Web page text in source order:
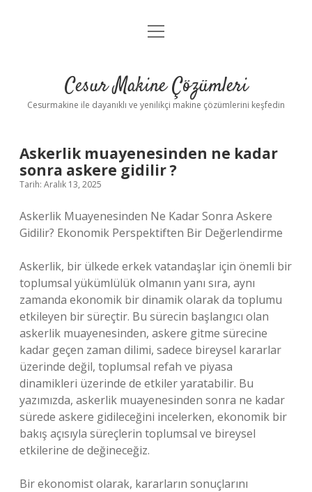
Anasayfa
Yasal Uyarı
menüyü
Cesur Makine Çözümleri
Cesurmakine ile dayanıklı ve yenilikçi makine çözümlerini keşfedin
Askerlik muayenesinden ne kadar
sonra askere gidilir ?
Tarih: Aralık 13, 2025
Askerlik Muayenesinden Ne Kadar Sonra Askere
Gidilir? Ekonomik Perspektiften Bir Değerlendirme
Askerlik, bir ülkede erkek vatandaşlar için önemli bir
toplumsal yükümlülük olmanın yanı sıra, aynı
zamanda ekonomik bir dinamik olarak da toplumu
etkileyen bir süreçtir. Bu sürecin başlangıcı olan
askerlik muayenesinden, askere gitme sürecine
kadar geçen zaman dilimi, sadece bireysel kararlar
üzerinde değil, toplumsal refah ve piyasa
dinamikleri üzerinde de etkiler yaratabilir. Bu
yazımızda, askerlik muayenesinden sonra ne kadar
sürede askere gidileceğini incelerken, ekonomik bir
bakış açısıyla süreçlerin toplumsal ve bireysel
etkilerine de değineceğiz.
Bir ekonomist olarak, kararların sonuçlarını